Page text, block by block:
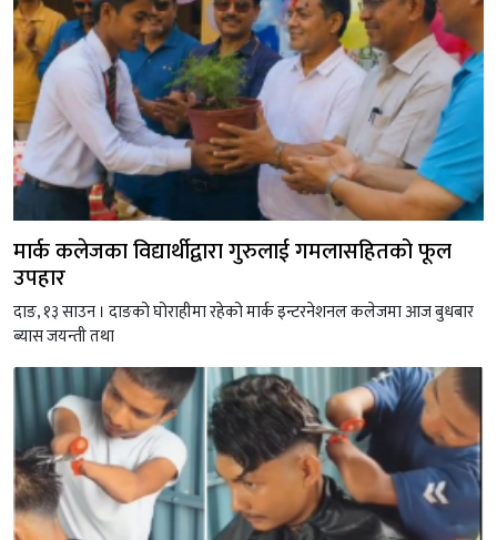
मार्क कलेजका विद्यार्थीद्वारा गुरुलाई गमलासहितको फूल
उपहार
दाङ, १३ साउन । दाङको घोराहीमा रहेको मार्क इन्टरनेशनल कलेजमा आज बुधबार
ब्यास जयन्ती तथा